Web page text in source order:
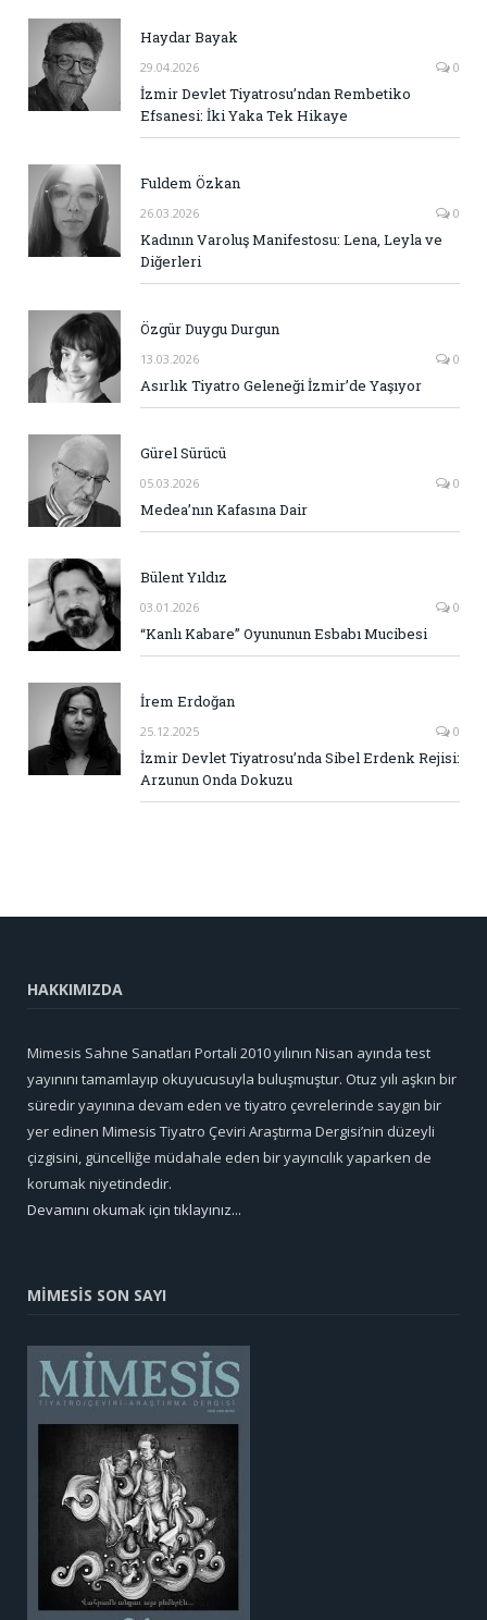
Haydar Bayak
29.04.2026 0
İzmir Devlet Tiyatrosu’ndan Rembetiko
Efsanesi: İki Yaka Tek Hikaye
Fuldem Özkan
26.03.2026 0
Kadının Varoluş Manifestosu: Lena, Leyla ve
Diğerleri
Özgür Duygu Durgun
13.03.2026 0
Asırlık Tiyatro Geleneği İzmir’de Yaşıyor
Gürel Sürücü
05.03.2026 0
Medea’nın Kafasına Dair
Bülent Yıldız
03.01.2026 0
“Kanlı Kabare” Oyununun Esbabı Mucibesi
İrem Erdoğan
25.12.2025 0
İzmir Devlet Tiyatrosu’nda Sibel Erdenk Rejisi:
Arzunun Onda Dokuzu
HAKKIMIZDA
Mimesis Sahne Sanatları Portali 2010 yılının Nisan ayında test
yayınını tamamlayıp okuyucusuyla buluşmuştur. Otuz yılı aşkın bir
süredir yayınına devam eden ve tiyatro çevrelerinde saygın bir
yer edinen Mimesis Tiyatro Çeviri Araştırma Dergisi’nin düzeyli
çizgisini, güncelliğe müdahale eden bir yayıncılık yaparken de
korumak niyetindedir.
Devamını okumak için tıklayınız...
MİMESİS SON SAYI